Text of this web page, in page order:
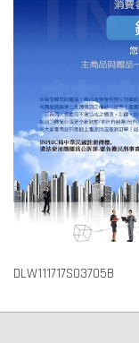
DLW111717S03705B